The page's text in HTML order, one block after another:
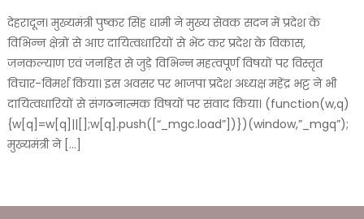
देहरादून। मुख्यमंत्री पुष्कर सिंह धामी ने मुख्य सेवक सदन में प्रदेश के
विभिन्न क्षेत्रों से आए दायित्वधारियों से भेंट कर प्रदेश के विकास,
जनकल्याण एवं जनहित से जुड़े विभिन्न महत्वपूर्ण विषयों पर विस्तृत
विचार-विमर्श किया। इस अवसर पर भाजपा प्रदेश अध्यक्ष महेंद्र भट्ट ने भी
दायित्वधारियों से संगठनात्मक विषयों पर संवाद किया। (function(w,q)
{w[q]=w[q]||[];w[q].push([“_mgc.load”])})(window,”_mgq”);
मुख्यमंत्री ने […]